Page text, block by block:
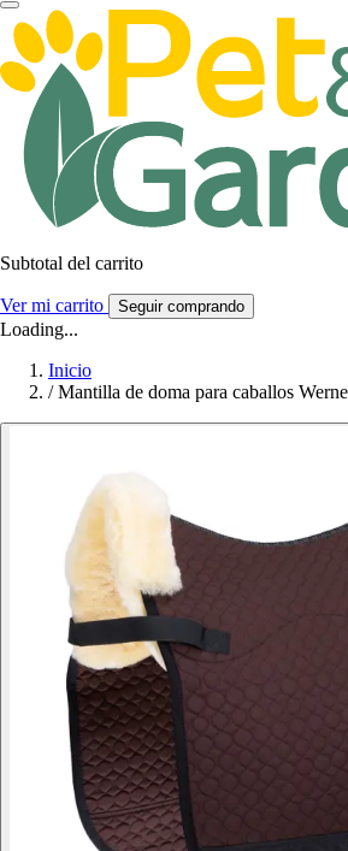
Subtotal del carrito
Ver mi carrito Seguir comprando
Loading...
Inicio
/ Mantilla de doma para caballos